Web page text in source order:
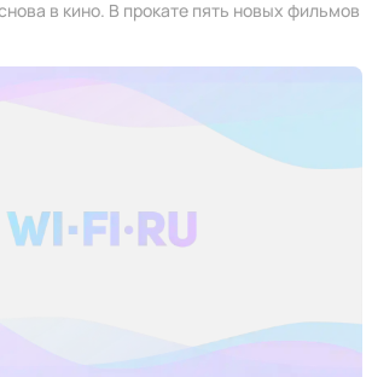
в кино. В прокате пять новых фильмов